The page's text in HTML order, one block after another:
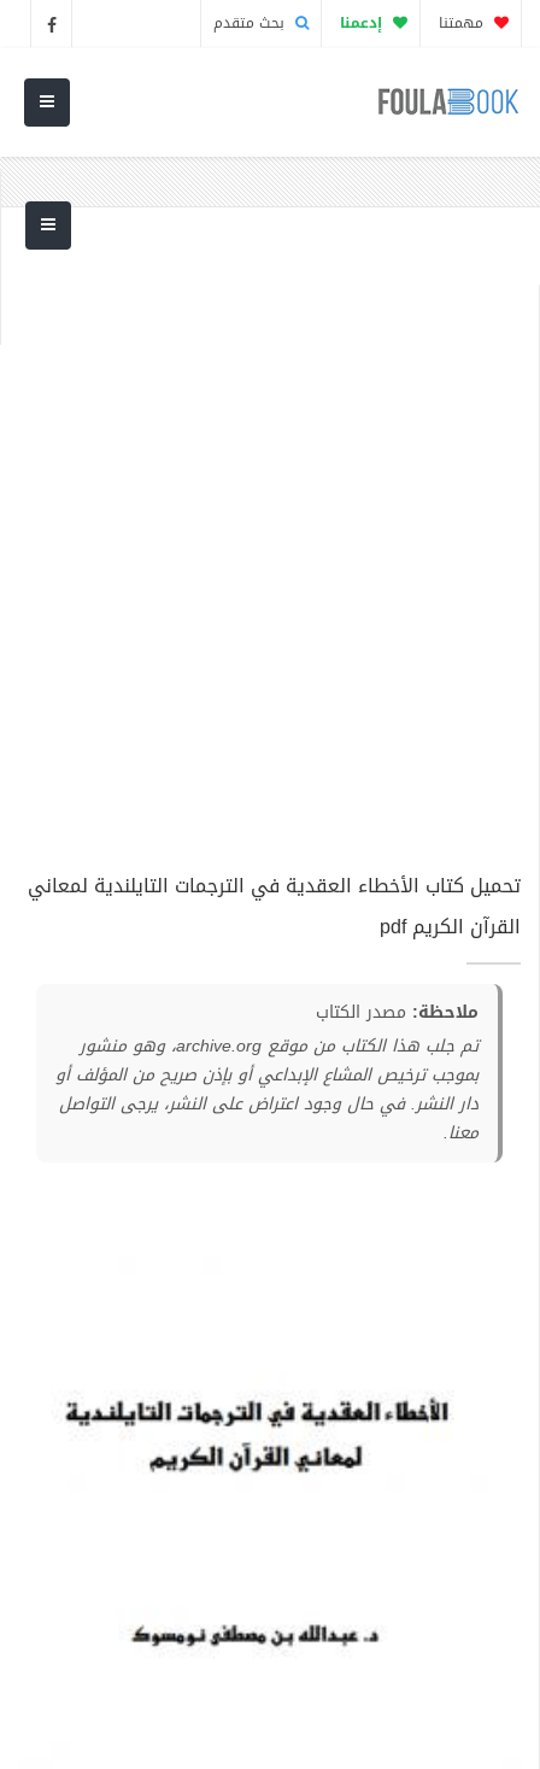
مهمتنا إدعمنا بحث متقدم
تحميل كتاب الأخطاء العقدية في الترجمات التايلندية لمعاني
القرآن الكريم pdf
ملاحظة: مصدر الكتاب
تم جلب هذا الكتاب من موقع archive.org، وهو منشور
بموجب ترخيص المشاع الإبداعي أو بإذن صريح من المؤلف أو
دار النشر. في حال وجود اعتراض على النشر، يرجى التواصل
معنا.